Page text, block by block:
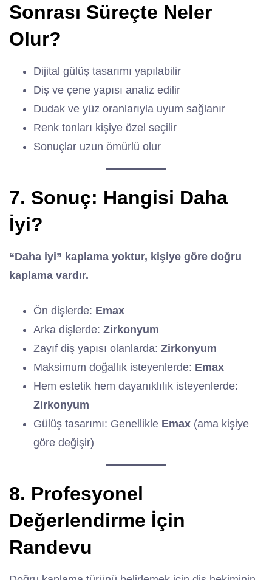
Sonrası Süreçte Neler
Olur?
Dijital gülüş tasarımı yapılabilir
Diş ve çene yapısı analiz edilir
Dudak ve yüz oranlarıyla uyum sağlanır
Renk tonları kişiye özel seçilir
Sonuçlar uzun ömürlü olur
7. Sonuç: Hangisi Daha
İyi?
“Daha iyi” kaplama yoktur, kişiye göre doğru
kaplama vardır.
Ön dişlerde: Emax
Arka dişlerde: Zirkonyum
Zayıf diş yapısı olanlarda: Zirkonyum
Maksimum doğallık isteyenlerde: Emax
Hem estetik hem dayanıklılık isteyenlerde:
Zirkonyum
Gülüş tasarımı: Genellikle Emax (ama kişiye
göre değişir)
8. Profesyonel
Değerlendirme İçin
Randevu